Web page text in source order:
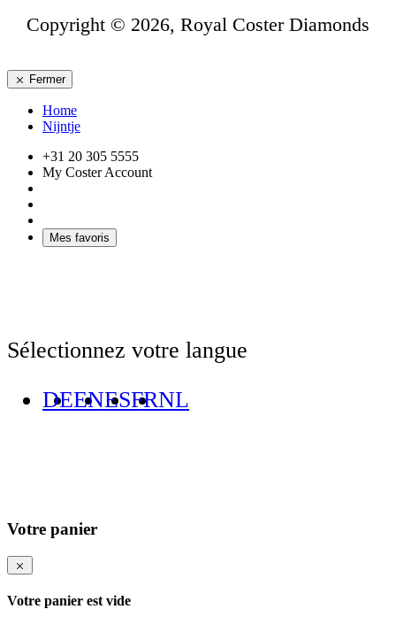
Copyright © 2026, Royal Coster Diamonds
Fermer
Home
Nijntje
+31 20 305 5555
My Coster Account
Mes favoris
Sélectionnez votre langue
DEENESFRNL
Votre panier
Votre panier est vide